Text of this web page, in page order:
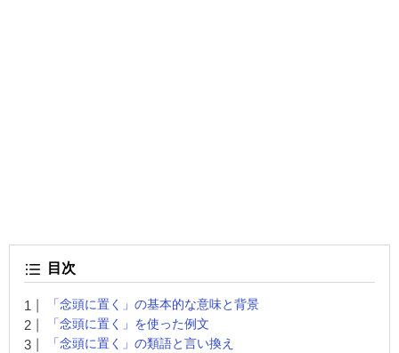
目次
「念頭に置く」の基本的な意味と背景
「念頭に置く」を使った例文
「念頭に置く」の類語と言い換え